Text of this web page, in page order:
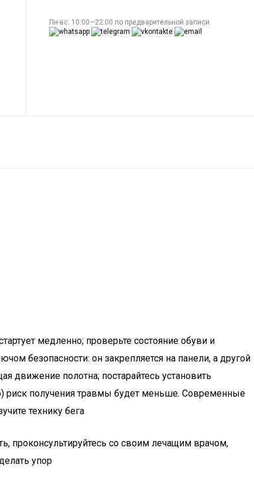
Пн-вс: 10:00—22:00 по предварительной записи
медленно; проверьте состояние обуви и
безопасности: он закрепляется на панели, а другой
движение полотна; постарайтесь установить
риск получения травмы будет меньше. Современные
технику бега
проконсультируйтесь со своим лечащим врачом,
упор